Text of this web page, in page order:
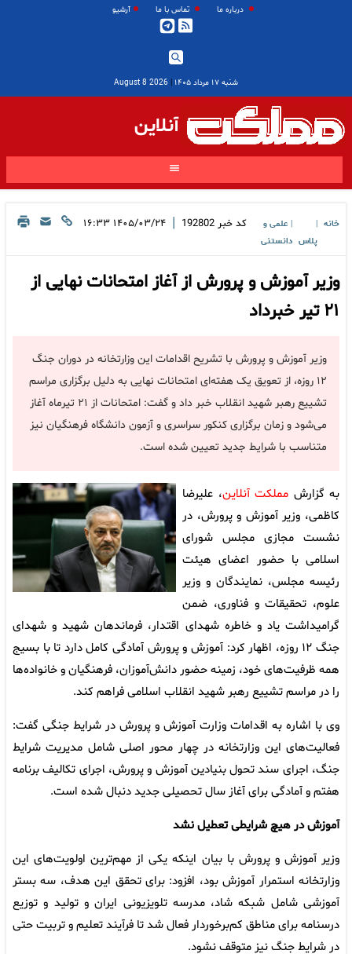
درباره ما تماس با ما آرشیو
شنبه ۱۷ مرداد ۱۴۰۵ |
2026 August 8
آنلاین
خانه
پلاس
علمی و
دانستنی
کد خبر 192802
| ۱۴۰۵/۰۳/۲۴ ۱۶:۳۳
وزیر آموزش و پرورش از آغاز امتحانات نهایی از
۲۱ تیر خبرداد
وزیر آموزش و پرورش با تشریح اقدامات این وزارتخانه در دوران جنگ
۱۲ روزه، از تعویق یک هفته‌ای امتحانات نهایی به دلیل برگزاری مراسم
تشییع رهبر شهید انقلاب خبر داد و گفت: امتحانات از ۲۱ تیرماه آغاز
می‌شود و زمان برگزاری کنکور سراسری و آزمون دانشگاه فرهنگیان نیز
متناسب با شرایط جدید تعیین شده است.
به گزارش مملکت آنلاین، علیرضا
کاظمی، وزیر آموزش و پرورش، در
نشست مجازی مجلس شورای
اسلامی با حضور اعضای هیئت
رئیسه مجلس، نمایندگان و وزیر
علوم، تحقیقات و فناوری، ضمن
گرامیداشت یاد و خاطره شهدای اقتدار، فرماندهان شهید و شهدای
جنگ ۱۲ روزه، اظهار کرد: آموزش و پرورش آمادگی کامل دارد تا با بسیج
همه ظرفیت‌های خود، زمینه حضور دانش‌آموزان، فرهنگیان و خانواده‌ها
را در مراسم تشییع رهبر شهید انقلاب اسلامی فراهم کند.
وی با اشاره به اقدامات وزارت آموزش و پرورش در شرایط جنگی گفت:
فعالیت‌های این وزارتخانه در چهار محور اصلی شامل مدیریت شرایط
جنگ، اجرای سند تحول بنیادین آموزش و پرورش، اجرای تکالیف برنامه
هفتم و آمادگی برای آغاز سال تحصیلی جدید دنبال شده است.
آموزش در هیچ شرایطی تعطیل نشد
وزیر آموزش و پرورش با بیان اینکه یکی از مهم‌ترین اولویت‌های این
وزارتخانه استمرار آموزش بود، افزود: برای تحقق این هدف، سه بستر
آموزشی شامل شبکه شاد، مدرسه تلویزیونی ایران و تولید و توزیع
درسنامه برای مناطق کم‌برخوردار فعال شد تا فرآیند تعلیم و تربیت حتی
در شرایط جنگ نیز متوقف نشود.